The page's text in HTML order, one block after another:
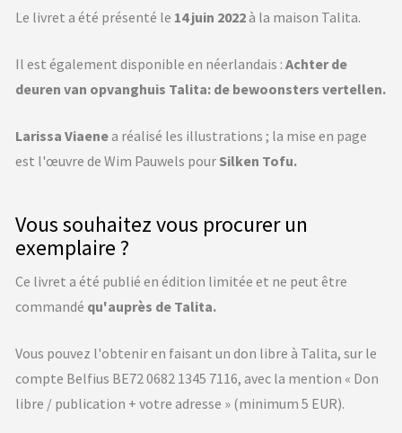
Le livret a été présenté le 14 juin 2022à la maison Talita.
Il est également disponible en néerlandais : Achter de
deuren van opvanghuis Talita: de bewoonsters vertellen.
Larissa Viaenea réalisé les illustrations ; la mise en page
est l'œuvre de Wim Pauwels pour Silken Tofu.
Vous souhaitez vous procurer un
exemplaire ?
Ce livret a été publié en édition limitée et ne peut être
commandé qu'auprès de Talita.
Vous pouvez l'obtenir en faisant un don libre à Talita, sur le
compte Belfius BE72 0682 1345 7116, avec la mention « Don
libre / publication + votre adresse » (minimum 5 EUR).